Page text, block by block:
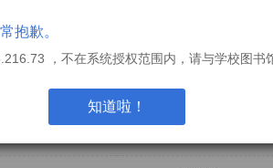
抱歉。
，不在系统授权范围内，请与学校图书
知道啦！
部分有解析
有解析